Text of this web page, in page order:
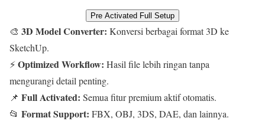
Pre Activated Full Setup
🎨 3D Model Converter: Konversi berbagai format 3D ke
SketchUp.
⚡Optimized Workflow: Hasil file lebih ringan tanpa
mengurangi detail penting.
📌 Full Activated: Semua fitur premium aktif otomatis.
📂 Format Support: FBX, OBJ, 3DS, DAE, dan lainnya.